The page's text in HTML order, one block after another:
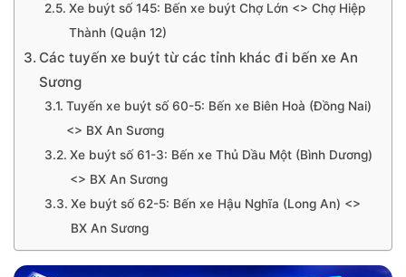
Xe buýt số 145: Bến xe buýt Chợ Lớn <> Chợ Hiệp
Thành (Quận 12)
Các tuyến xe buýt từ các tỉnh khác đi bến xe An
Sương
Tuyến xe buýt số 60-5: Bến xe Biên Hoà (Đồng Nai)
<> BX An Sương
Xe buýt số 61-3: Bến xe Thủ Dầu Một (Bình Dương)
<> BX An Sương
Xe buýt số 62-5: Bến xe Hậu Nghĩa (Long An) <>
BX An Sương